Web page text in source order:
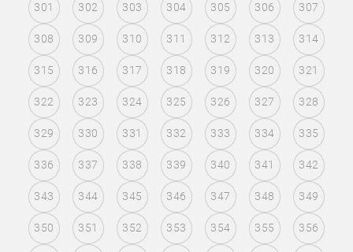
301 302 303 304 305 306 307
308 309 310 311 312 313 314
315 316 317 318 319 320 321
322 323 324 325 326 327 328
329 330 331 332 333 334 335
336 337 338 339 340 341 342
343 344 345 346 347 348 349
350 351 352 353 354 355 356